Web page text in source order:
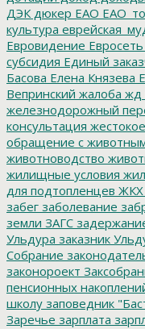
ДЭК дюкер ЕАО
культура
Евровидение Евросеть
субсидия Единый
Басова Елена Князева
Вепринский жалоба жд
железнодорожный
консультация
обращение с
животноводство
жилищные условия
для подтопленцев ЖКХ
забег заболевание
земли ЗАГС
Ульдура заказник
Собрание
законороект
пенсионных
школу заповедник
Заречье зарплата